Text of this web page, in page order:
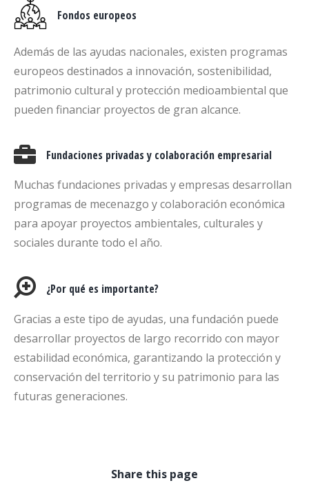
Fondos europeos
Además de las ayudas nacionales, existen programas
europeos destinados a innovación, sostenibilidad,
patrimonio cultural y protección medioambiental que
pueden financiar proyectos de gran alcance.
Fundaciones privadas y colaboración empresarial
Muchas fundaciones privadas y empresas desarrollan
programas de mecenazgo y colaboración económica
para apoyar proyectos ambientales, culturales y
sociales durante todo el año.
¿Por qué es importante?
Gracias a este tipo de ayudas, una fundación puede
desarrollar proyectos de largo recorrido con mayor
estabilidad económica, garantizando la protección y
conservación del territorio y su patrimonio para las
futuras generaciones.
Share this page